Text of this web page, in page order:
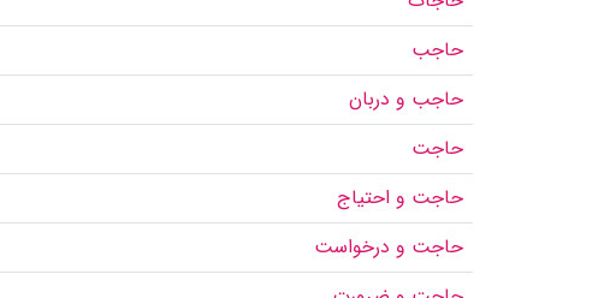
حاجب
حاجب و دربان
حاجت
حاجت و احتیاج
حاجت و درخواست